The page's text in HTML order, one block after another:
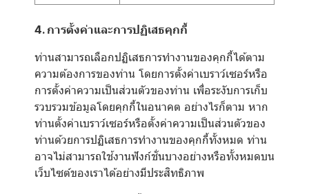
4. การตั้งค่าและการปฏิเสธคุกกี้
ท่านสามารถเลือกปฏิเสธการทำงานของคุกกี้ได้ตาม
ความต้องการของท่าน โดยการตั้งค่าเบราว์เซอร์หรือ
การตั้งค่าความเป็นส่วนตัวของท่าน เพื่อระงับการเก็บ
รวบรวมข้อมูลโดยคุกกี้ในอนาคต อย่างไรก็ตาม หาก
ท่านตั้งค่าเบราว์เซอร์หรือตั้งค่าความเป็นส่วนตัวของ
ท่านด้วยการปฏิเสธการทำงานของคุกกี้ทั้งหมด ท่าน
อาจไม่สามารถใช้งานฟังก์ชั่นบางอย่างหรือทั้งหมดบน
เว็บไซต์ของเราได้อย่างมีประสิทธิภาพ